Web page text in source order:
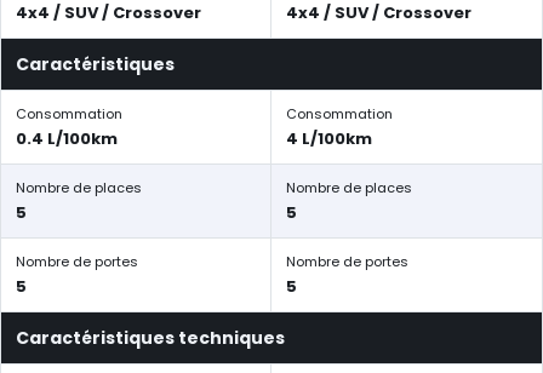
4x4 / SUV / Crossover 4x4 / SUV / Crossover
Caractéristiques
Consommation
0.4 L/100km
Consommation
4 L/100km
Nombre de places
5
Nombre de places
5
Nombre de portes
5
Nombre de portes
5
Caractéristiques techniques